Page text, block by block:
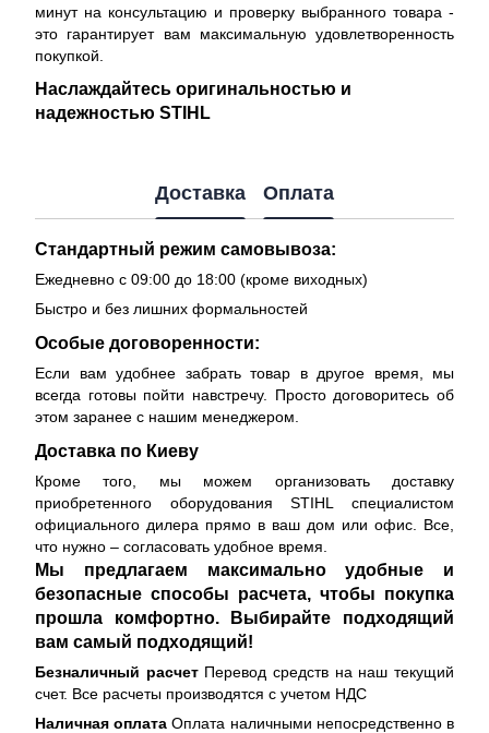
минут на консультацию и проверку выбранного товара -
это гарантирует вам максимальную удовлетворенность
покупкой.
Наслаждайтесь оригинальностью и
надежностью STIHL
Доставка Оплата
Стандартный режим самовывоза:
Ежедневно с 09:00 до 18:00 (кроме виходных)
Быстро и без лишних формальностей
Особые договоренности:
Если вам удобнее забрать товар в другое время, мы
всегда готовы пойти навстречу. Просто договоритесь об
этом заранее с нашим менеджером.
Доставка по Киеву
Кроме того, мы можем организовать доставку
приобретенного оборудования STIHL специалистом
официального дилера прямо в ваш дом или офис. Все,
что нужно – согласовать удобное время.
Мы предлагаем максимально удобные и
безопасные способы расчета, чтобы покупка
прошла комфортно. Выбирайте подходящий
вам самый подходящий!
Безналичный расчетПеревод средств на наш текущий
счет. Все расчеты производятся с учетом НДС
Наличная оплата Оплата наличными непосредственно в